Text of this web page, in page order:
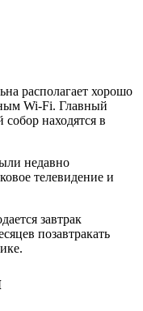
располагает хорошо
Wi-Fi. Главный
находятся в
недавно
телевидение и
завтрак
позавтракать